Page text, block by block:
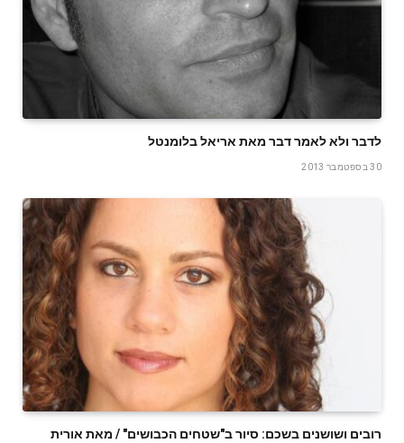
לדבר ולא לאמר דבר מאת אריאל בלומנטל
30 בספטמבר 2013
רובים ושושנים בשכם: סיור ב"שטחים הכבושים" / מאת אורית